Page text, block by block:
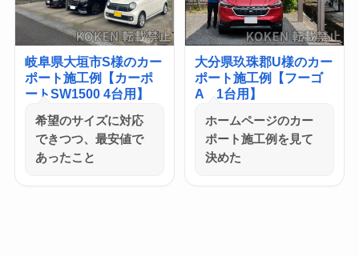
岐阜県大垣市S様のカー
ポート施工例【カーポ
ートSW1500 4台用】
希望のサイズに対応
できつつ、最安値で
あったこと
大分県玖珠郡U様のカー
ポート施工例【フーゴ
A 1台用】
ホームページのカー
ポート施工例を見て
決めた